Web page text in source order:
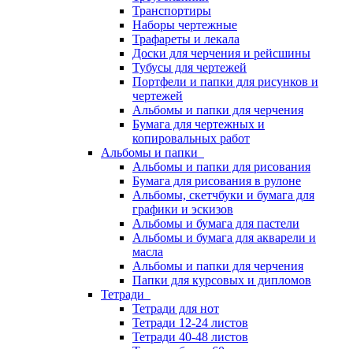
Транспортиры
Наборы чертежные
Трафареты и лекала
Доски для черчения и рейсшины
Тубусы для чертежей
Портфели и папки для рисунков и
чертежей
Альбомы и папки для черчения
Бумага для чертежных и
копировальных работ
Альбомы и папки
Альбомы и папки для рисования
Бумага для рисования в рулоне
Альбомы, скетчбуки и бумага для
графики и эскизов
Альбомы и бумага для пастели
Альбомы и бумага для акварели и
масла
Альбомы и папки для черчения
Папки для курсовых и дипломов
Тетради
Тетради для нот
Тетради 12-24 листов
Тетради 40-48 листов